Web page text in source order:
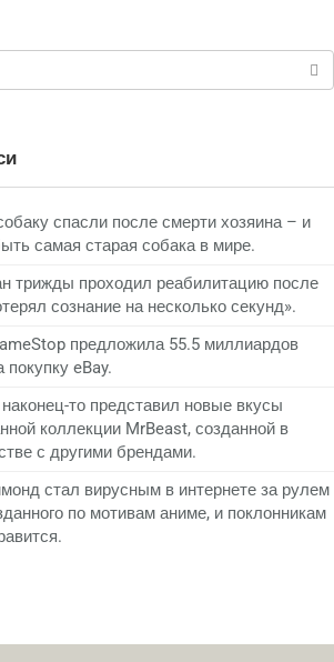
спасли после смерти хозяина – и
самая старая собака в мире.
трижды проходил реабилитацию после
сознание на несколько секунд».
предложила 55.5 миллиардов
eBay.
то представил новые вкусы
коллекции MrBeast, созданной в
с другими брендами.
стал вирусным в интернете за рулем
по мотивам аниме, и поклонникам